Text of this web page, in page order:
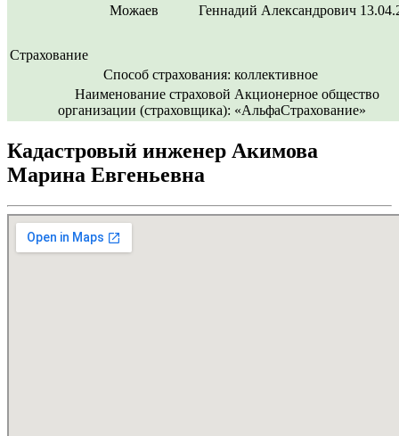
Можаев
Геннадий Александрович
Страхование
Способ страхования: коллективное
Наименование страховой
организации (страховщика):
Акционерное общество
«АльфаСтрахование»
Кадастровый инженер Акимова
Марина Евгеньевна